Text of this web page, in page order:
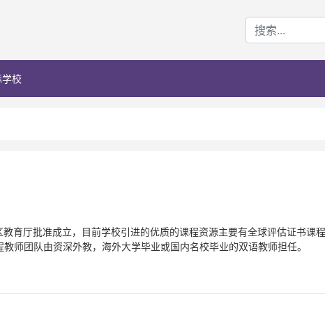
学校
育厅批准成立，目前学校引进的优质的课程资源主要有全球评估证书课程
师团队由资深外教，海外大学毕业或国内名校毕业的双语教师担任。